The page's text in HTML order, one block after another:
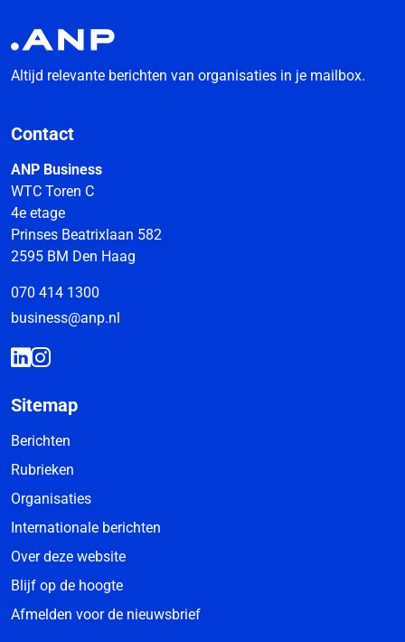
Altijd relevante berichten van organisaties in je mailbox.
Contact
ANP Business
WTC Toren C
4e etage
Prinses Beatrixlaan 582
2595 BM Den Haag
070 414 1300
business@anp.nl
Sitemap
Berichten
Rubrieken
Organisaties
Internationale berichten
Over deze website
Blijf op de hoogte
Afmelden voor de nieuwsbrief